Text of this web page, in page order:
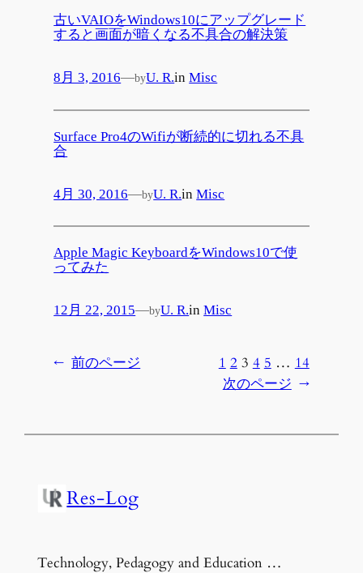
古いVAIOをWindows10にアップグレード
すると画面が暗くなる不具合の解決策
8月 3, 2016—byU. R.inMisc
Surface Pro4のWifiが断続的に切れる不具
合
4月 30, 2016—byU. R.inMisc
Apple Magic KeyboardをWindows10で使
ってみた
12月 22, 2015—byU. R.inMisc
← 前のページ 1 2 3 4 5 … 14
次のページ →
Res-Log
Technology, Pedagogy and Education …